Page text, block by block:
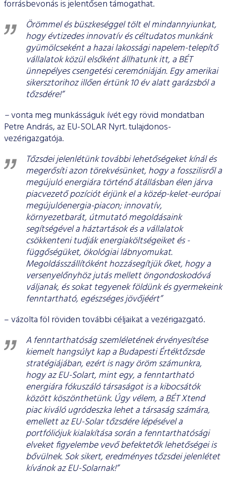
forrásbevonás is jelentősen támogathat.
Örömmel és büszkeséggel tölt el mindannyiunkat,
hogy évtizedes innovatív és céltudatos munkánk
gyümölcseként a hazai lakossági napelem-telepítő
vállalatok közül elsőként állhatunk itt, a BÉT
ünnepélyes csengetési ceremóniáján. Egy amerikai
sikersztorihoz illően értünk 10 év alatt garázsból a
tőzsdére!”
–vonta meg munkásságuk ívét egy rövid mondatban
Petre András, az EU-SOLAR Nyrt. tulajdonos-
vezérigazgatója.
Tőzsdei jelenlétünk további lehetőségeket kínál és
megerősíti azon törekvésünket, hogy a fosszilisről a
megújuló energiára történő átállásban élen járva
piacvezető pozíciót érjünk el a közép-kelet-európai
megújulóenergia-piacon; innovatív,
környezetbarát, útmutató megoldásaink
segítségével a háztartások és a vállalatok
csökkenteni tudják energiaköltségeiket és -
függőségüket, ökológiai lábnyomukat.
Megoldásszállítóként hozzásegítjük őket, hogy a
versenyelőnyhöz jutás mellett öngondoskodóvá
váljanak, és sokat tegyenek földünk és gyermekeink
fenntartható, egészséges jövőjéért”
– vázolta föl röviden további céljaikat a vezérigazgató.
A fenntarthatóság szemléletének érvényesítése
kiemelt hangsúlyt kap a Budapesti Értéktőzsde
stratégiájában, ezért is nagy öröm számunkra,
hogy az EU-Solart, mint egy, a fenntartható
energiára fókuszáló társaságot is a kibocsátók
között köszönthetünk. Úgy vélem, a BÉT Xtend
piac kiváló ugródeszka lehet a társaság számára,
emellett az EU-Solar tőzsdére lépésével a
portfóliójuk kialakítása során a fenntarthatósági
elveket figyelembe vevő befektetők lehetőségei is
bővülnek. Sok sikert, eredményes tőzsdei jelenlétet
kívánok az EU-Solarnak!”